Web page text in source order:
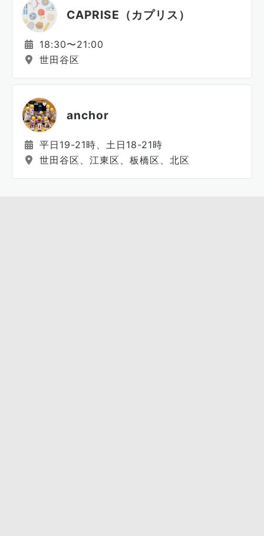
CAPRISE（カプリス）
18:30〜21:00
世田谷区
anchor
平日19-21時、土日18-21時
世田谷区、江東区、板橋区、北区